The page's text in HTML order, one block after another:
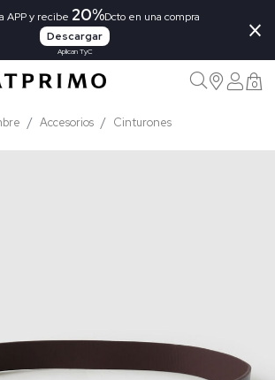
APP y recibe 20%Dcto en una compra
Descargar
Aplican TyC
×
0
Accesorios Cinturones